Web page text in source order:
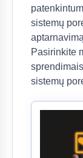
sistemų
Pasirinkite
sistemų